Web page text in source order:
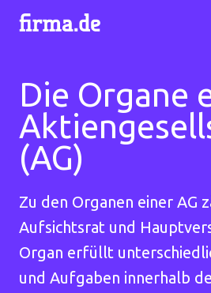
Die Organe
(AG)
Zu den Organen einer AG
Aufsichtsrat und
Organ erfüllt
und Aufgaben innerhalb